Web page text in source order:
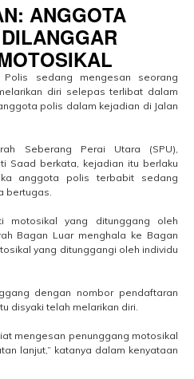
ANGGOTA
Polis sedang mengesan seorang
diri selepas terlibat dalam
polis dalam kejadian di Jalan
Seberang Perai Utara (SPU),
Saad berkata, kejadian itu berlaku
anggota polis terbabit sedang
bertugas.
motosikal yang ditunggang oleh
Bagan Luar menghala ke Bagan
yang ditunggangi oleh individu
dengan nombor pendaftaran
disyaki telah melarikan diri.
mengesan penunggang motosikal
lanjut,” katanya dalam kenyataan